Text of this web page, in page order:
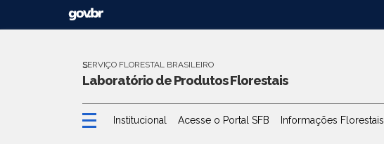
S
SERVIÇO FLORESTAL BRASILEIRO
Laboratório de Produtos Florestais
Institucional Acesse o Portal SFB Informações Florestais